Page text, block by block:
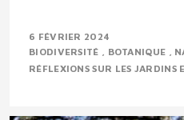
6 FÉVRIER 2024
BIODIVERSITÉ
BOTANIQUE
RÉFLEXIONS SUR LES JARDINS